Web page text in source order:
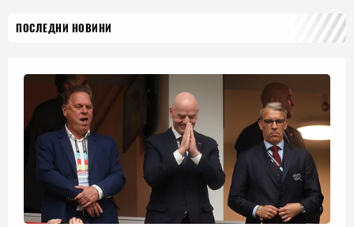
ПОСЛЕДНИ НОВИНИ